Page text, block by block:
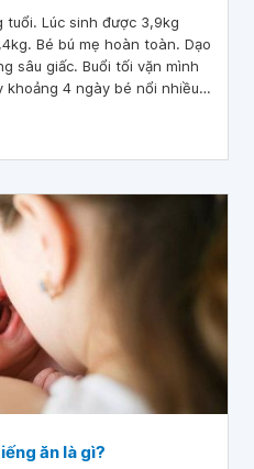
tuổi. Lúc sinh được 3,9kg
Bé bú mẹ hoàn toàn. Dạo
sâu giấc. Buổi tối vặn mình
4 ngày bé nổi nhiều
là dấu hiệu của bệnh gì
ăn là gì?